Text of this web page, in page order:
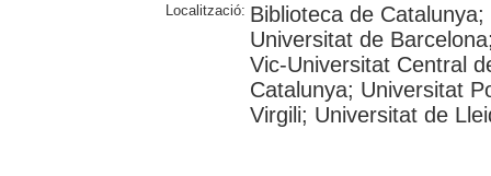
Localització: Biblioteca de
Universitat de
Vic-Universitat Central
Catalunya; Universitat
Virgili; Universitat de